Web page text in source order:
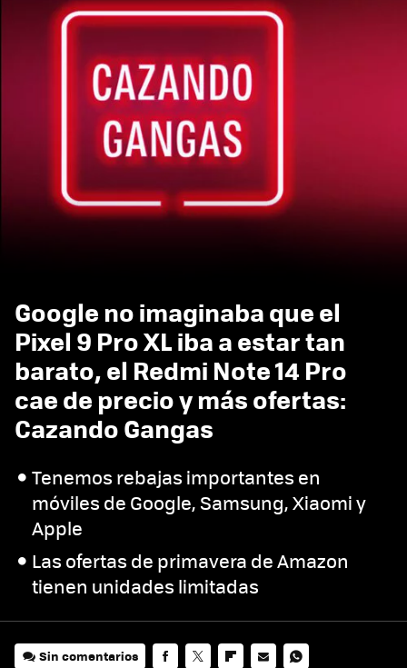
Google no imaginaba que el
Pixel 9 Pro XL iba a estar tan
barato, el Redmi Note 14 Pro
cae de precio y más ofertas:
Cazando Gangas
Tenemos rebajas importantes en
móviles de Google, Samsung, Xiaomi y
Apple
Las ofertas de primavera de Amazon
tienen unidades limitadas
Sin comentarios